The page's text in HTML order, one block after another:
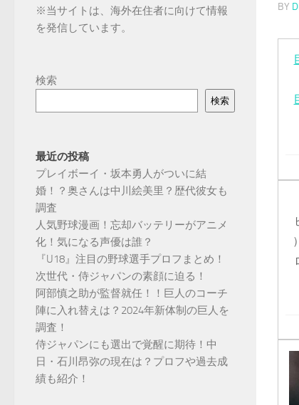
BY
※当サイトは、海外在住者に向けて情報
を発信しています。
検索
検索
最近の投稿
プレイボーイ・坂本勇人がついに結
婚！？奥さんは中川絵美里？歴代彼女も
調査
人気野球漫画！忘却バッテリーがアニメ
化！気になる声優は誰？
『U18』注目の野球選手プロフまとめ！
次世代・侍ジャパンの素顔に迫る！
阿部慎之助が監督就任！！巨人のコーチ
陣に入れ替えは？2024年新体制の巨人を
調査！
侍ジャパンにも選出で覚醒に期待！中
日・石川昂弥の現在は？プロフや過去成
績も紹介！